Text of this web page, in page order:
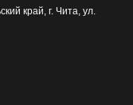
край, г. Чита, ул.